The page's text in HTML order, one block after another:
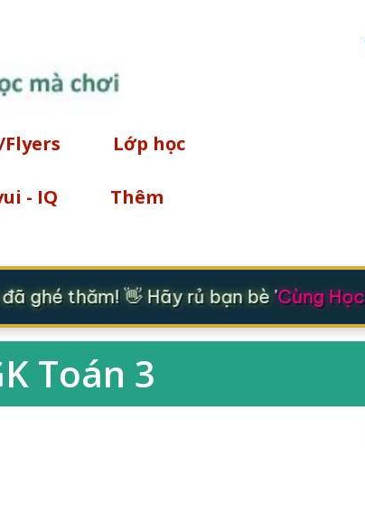
Lớp học
- IQ Thêm
ghé thăm! 👋 Hãy rủ bạn bè 'Cùng Học
Toán 3